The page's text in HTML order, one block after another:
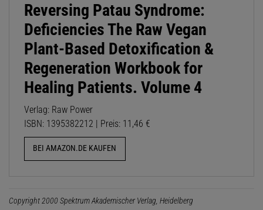
Reversing Patau Syndrome:
Deficiencies The Raw Vegan
Plant-Based Detoxification &
Regeneration Workbook for
Healing Patients. Volume 4
Verlag: Raw Power
ISBN: 1395382212 | Preis: 11,46 €
BEI AMAZON.DE KAUFEN
Copyright 2000 Spektrum Akademischer Verlag, Heidelberg